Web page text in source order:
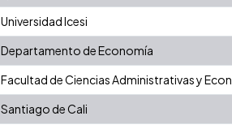
Universidad Icesi
Departamento de Economía
Facultad de Ciencias Administrativas y
Santiago de Cali